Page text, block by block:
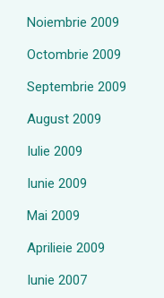
Noiembrie 2009
Octombrie 2009
Septembrie 2009
August 2009
Iulie 2009
Iunie 2009
Mai 2009
Aprilieie 2009
Iunie 2007